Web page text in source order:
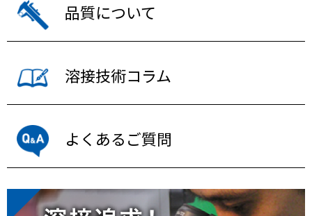
品質について
溶接技術コラム
よくあるご質問